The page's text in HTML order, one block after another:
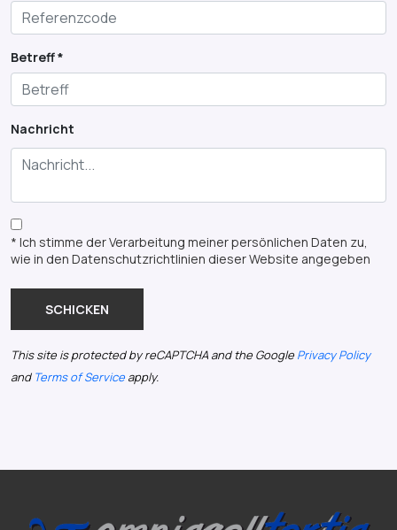
Betreff *
Nachricht
* Ich stimme der Verarbeitung meiner persönlichen Daten zu,
wie in den Datenschutzrichtlinien dieser Website angegeben
SCHICKEN
This site is protected by reCAPTCHA and the Google Privacy Policy
and Terms of Service apply.